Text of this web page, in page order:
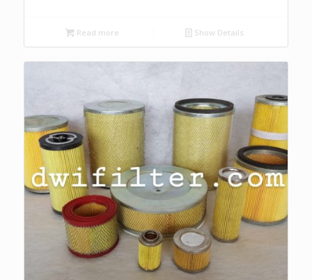
Read more Show Details